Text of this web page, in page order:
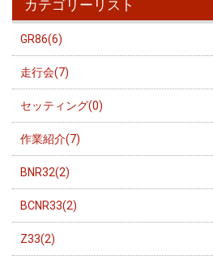
カテゴリーリスト
GR86(6)
走行会(7)
セッティング(0)
作業紹介(7)
BNR32(2)
BCNR33(2)
Z33(2)